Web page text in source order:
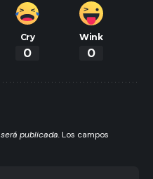
Cry
0
Wink
0
publicada. Los campos